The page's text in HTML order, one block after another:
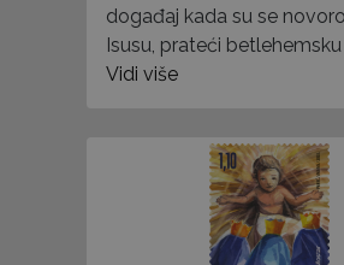
događaj kada su se
Isusu, prateći betlehemsku
Vidi više